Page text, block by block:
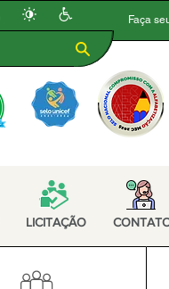
Faça
LICITAÇÃO